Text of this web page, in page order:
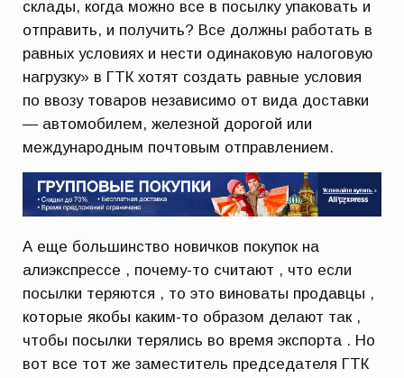
склады, когда можно все в посылку упаковать и
отправить, и получить? Все должны работать в
равных условиях и нести одинаковую налоговую
нагрузку» в ГТК хотят создать равные условия
по ввозу товаров независимо от вида доставки
— автомобилем, железной дорогой или
международным почтовым отправлением.
А еще большинство новичков покупок на
алиэкспрессе , почему-то считают , что если
посылки теряются , то это виноваты продавцы ,
которые якобы каким-то образом делают так ,
чтобы посылки терялись во время экспорта . Но
вот все тот же заместитель председателя ГТК